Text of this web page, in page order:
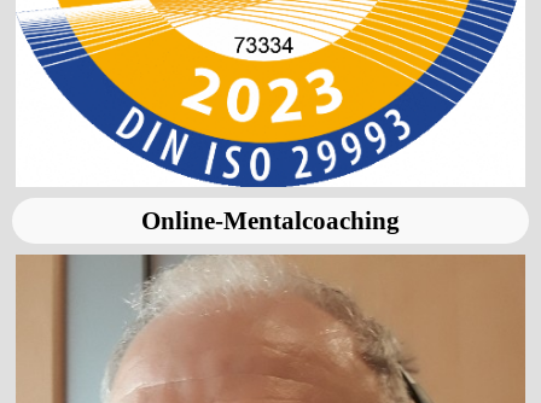
Online-Mentalcoaching